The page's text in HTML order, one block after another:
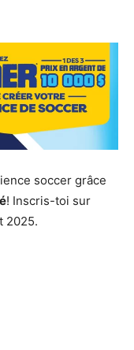
soccer grâce
! Inscris-toi sur
2025.